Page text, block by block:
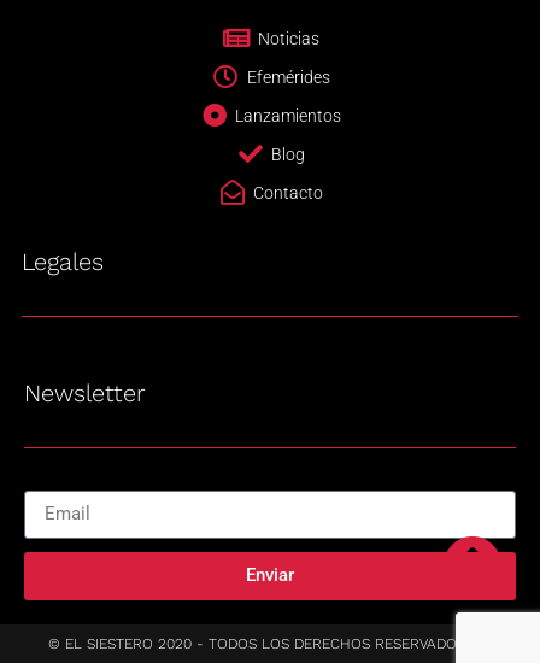
Noticias
Efemérides
Lanzamientos
Blog
Contacto
Legales
Newsletter
Enviar
© EL SIESTERO 2020 - TODOS LOS DERECHOS RESERVADOS